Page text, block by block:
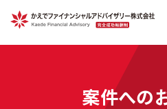
案件への